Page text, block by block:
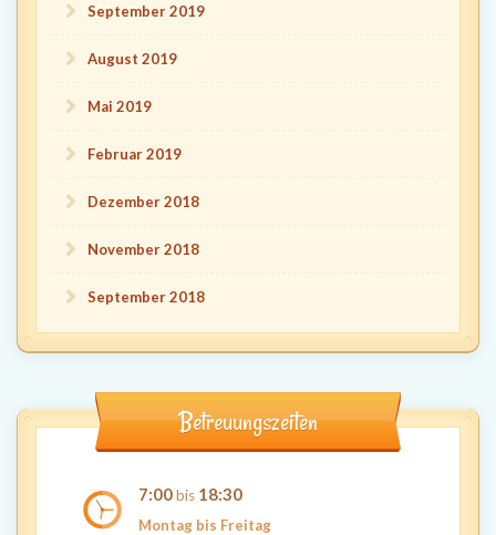
September 2019
August 2019
Mai 2019
Februar 2019
Dezember 2018
November 2018
September 2018
Betreuungszeiten
7:00bis 18:30
Montag bis Freitag